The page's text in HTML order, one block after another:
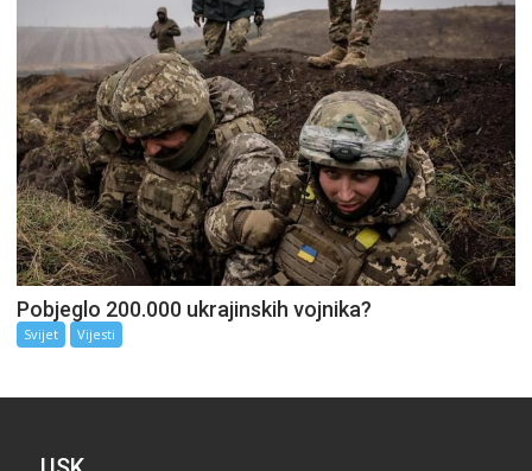
Pobjeglo 200.000 ukrajinskih vojnika?
Svijet Vijesti